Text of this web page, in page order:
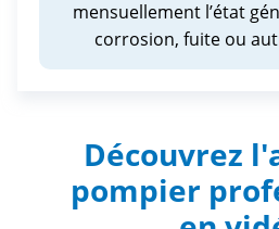
mensuellement l’état
corrosion, fuite ou
Découvrez
pompier